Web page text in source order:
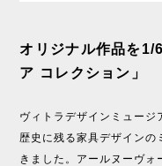
オリジナル作品を1/
ア コレクション」
ヴィトラデザインミュージ
歴史に残る家具デザインの
きました。アールヌーヴォ